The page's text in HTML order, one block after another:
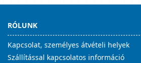
RÓLUNK
Kapcsolat, személyes átvételi helyek
Szállítással kapcsolatos információ